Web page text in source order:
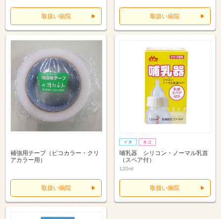
取扱い病院 取扱い病院
補強用テープ（ピコカラー・クリ
アカラー用）
取扱い病院
哺乳器 シリコン・ノーマル乳首
（スペア付）
120ml
取扱い病院